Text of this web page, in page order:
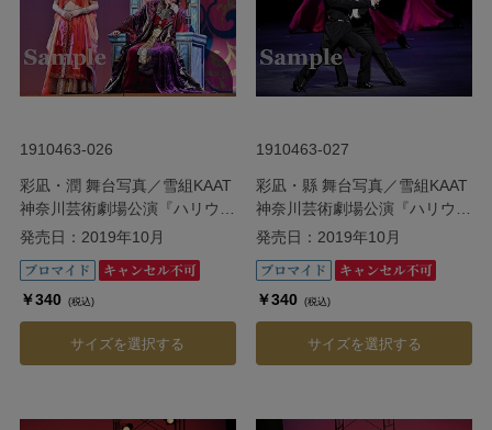
1910463-026
彩凪・潤 舞台写真／雪組KAAT
神奈川芸術劇場公演『ハリウッ
ド・ゴシップ』
発売日：2019年10月
￥340 (税込)
サイズを選択する
1910463-027
彩凪・縣 舞台写真／雪組KAAT
神奈川芸術劇場公演『ハリウッ
ド・ゴシップ』
発売日：2019年10月
￥340 (税込)
サイズを選択する